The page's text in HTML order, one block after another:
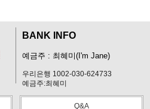
BANK INFO
예금주 : 최혜미(I'm Jane)
우리은행 1002-030-624733
예금주:최혜미
Q&A